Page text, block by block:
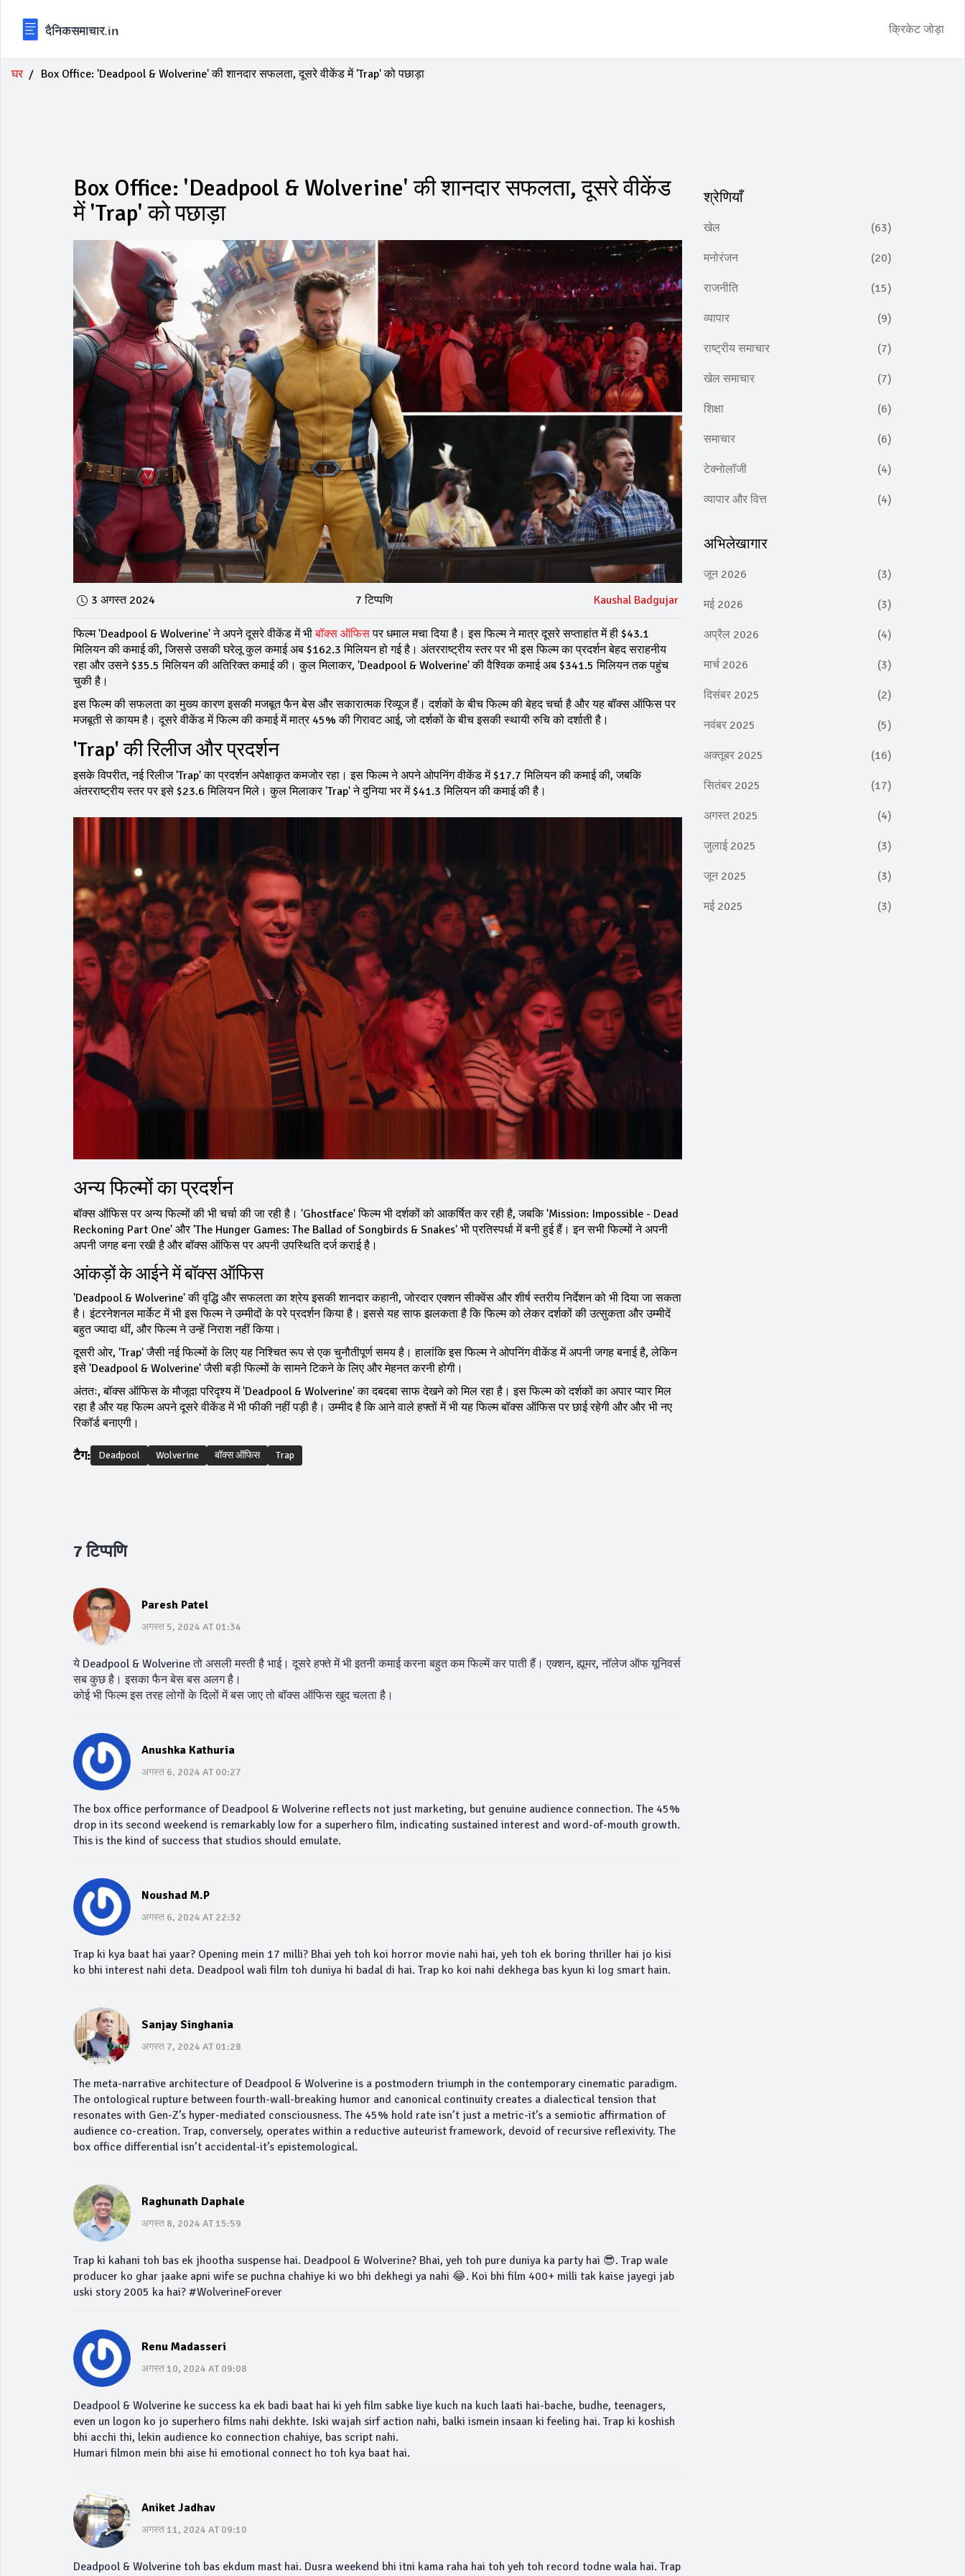
क्रिकेट जोड़ा
घर Box Office: 'Deadpool & Wolverine' की शानदार सफलता, दूसरे वीकेंड में 'Trap' को पछाड़ा
Box Office: 'Deadpool & Wolverine' की शानदार सफलता, दूसरे वीकेंड
में 'Trap' को पछाड़ा
3 अगस्त 2024 7 टिप्पणि Kaushal Badgujar
फिल्म 'Deadpool & Wolverine' ने अपने दूसरे वीकेंड में भीबॉक्स ऑफिसपर धमाल मचा दिया है। इस फिल्म ने मात्र दूसरे सप्ताहांत में ही $43.1
मिलियन की कमाई की, जिससे उसकी घरेलू कुल कमाई अब $162.3 मिलियन हो गई है। अंतरराष्ट्रीय स्तर पर भी इस फिल्म का प्रदर्शन बेहद सराहनीय
रहा और उसने $35.5 मिलियन की अतिरिक्त कमाई की। कुल मिलाकर, 'Deadpool & Wolverine' की वैश्विक कमाई अब $341.5 मिलियन तक पहुंच
चुकी है।
इस फिल्म की सफलता का मुख्य कारण इसकी मजबूत फैन बेस और सकारात्मक रिव्यूज हैं। दर्शकों के बीच फिल्म की बेहद चर्चा है और यह बॉक्स ऑफिस पर
मजबूती से कायम है। दूसरे वीकेंड में फिल्म की कमाई में मात्र 45% की गिरावट आई, जो दर्शकों के बीच इसकी स्थायी रुचि को दर्शाती है।
'Trap' की रिलीज और प्रदर्शन
इसके विपरीत, नई रिलीज 'Trap' का प्रदर्शन अपेक्षाकृत कमजोर रहा। इस फिल्म ने अपने ओपनिंग वीकेंड में $17.7 मिलियन की कमाई की, जबकि
अंतरराष्ट्रीय स्तर पर इसे $23.6 मिलियन मिले। कुल मिलाकर 'Trap' ने दुनिया भर में $41.3 मिलियन की कमाई की है।
अन्य फिल्मों का प्रदर्शन
बॉक्स ऑफिस पर अन्य फिल्मों की भी चर्चा की जा रही है। 'Ghostface' फिल्म भी दर्शकों को आकर्षित कर रही है, जबकि 'Mission: Impossible - Dead
Reckoning Part One' और 'The Hunger Games: The Ballad of Songbirds & Snakes' भी प्रतिस्पर्धा में बनी हुई हैं। इन सभी फिल्मों ने अपनी
अपनी जगह बना रखी है और बॉक्स ऑफिस पर अपनी उपस्थिति दर्ज कराई है।
आंकड़ों के आईने में बॉक्स ऑफिस
'Deadpool & Wolverine' की वृद्धि और सफलता का श्रेय इसकी शानदार कहानी, जोरदार एक्शन सीक्वेंस और शीर्ष स्तरीय निर्देशन को भी दिया जा सकता
है। इंटरनेशनल मार्केट में भी इस फिल्म ने उम्मीदों के परे प्रदर्शन किया है। इससे यह साफ झलकता है कि फिल्म को लेकर दर्शकों की उत्सुकता और उम्मीदें
बहुत ज्यादा थीं, और फिल्म ने उन्हें निराश नहीं किया।
दूसरी ओर, 'Trap' जैसी नई फिल्मों के लिए यह निश्चित रूप से एक चुनौतीपूर्ण समय है। हालांकि इस फिल्म ने ओपनिंग वीकेंड में अपनी जगह बनाई है, लेकिन
इसे 'Deadpool & Wolverine' जैसी बड़ी फिल्मों के सामने टिकने के लिए और मेहनत करनी होगी।
अंततः, बॉक्स ऑफिस के मौजूदा परिदृश्य में 'Deadpool & Wolverine' का दबदबा साफ देखने को मिल रहा है। इस फिल्म को दर्शकों का अपार प्यार मिल
रहा है और यह फिल्म अपने दूसरे वीकेंड में भी फीकी नहीं पड़ी है। उम्मीद है कि आने वाले हफ्तों में भी यह फिल्म बॉक्स ऑफिस पर छाई रहेगी और और भी नए
रिकॉर्ड बनाएगी।
टैग: Deadpool Wolverine बॉक्स ऑफिस Trap
7 टिप्पणि
Paresh Patel
अगस्त 5, 2024 AT 01:34
ये Deadpool & Wolverine तो असली मस्ती है भाई। दूसरे हफ्ते में भी इतनी कमाई करना बहुत कम फिल्में कर पाती हैं। एक्शन, ह्यूमर, नॉलेज ऑफ यूनिवर्स
सब कुछ है। इसका फैन बेस बस अलग है।
कोई भी फिल्म इस तरह लोगों के दिलों में बस जाए तो बॉक्स ऑफिस खुद चलता है।
Anushka Kathuria
अगस्त 6, 2024 AT 00:27
The box office performance of Deadpool & Wolverine reflects not just marketing, but genuine audience connection. The 45%
drop in its second weekend is remarkably low for a superhero film, indicating sustained interest and word-of-mouth growth.
This is the kind of success that studios should emulate.
Noushad M.P
अगस्त 6, 2024 AT 22:32
Trap ki kya baat hai yaar? Opening mein 17 milli? Bhai yeh toh koi horror movie nahi hai, yeh toh ek boring thriller hai jo kisi
ko bhi interest nahi deta. Deadpool wali film toh duniya hi badal di hai. Trap ko koi nahi dekhega bas kyun ki log smart hain.
Sanjay Singhania
अगस्त 7, 2024 AT 01:28
The meta-narrative architecture of Deadpool & Wolverine is a postmodern triumph in the contemporary cinematic paradigm.
The ontological rupture between fourth-wall-breaking humor and canonical continuity creates a dialectical tension that
resonates with Gen-Z’s hyper-mediated consciousness. The 45% hold rate isn’t just a metric-it’s a semiotic affirmation of
audience co-creation. Trap, conversely, operates within a reductive auteurist framework, devoid of recursive reflexivity. The
box office differential isn’t accidental-it’s epistemological.
Raghunath Daphale
अगस्त 8, 2024 AT 15:59
Trap ki kahani toh bas ek jhootha suspense hai. Deadpool & Wolverine? Bhai, yeh toh pure duniya ka party hai 😎. Trap wale
producer ko ghar jaake apni wife se puchna chahiye ki wo bhi dekhegi ya nahi 😂. Koi bhi film 400+ milli tak kaise jayegi jab
uski story 2005 ka hai? #WolverineForever
Renu Madasseri
अगस्त 10, 2024 AT 09:08
Deadpool & Wolverine ke success ka ek badi baat hai ki yeh film sabke liye kuch na kuch laati hai-bache, budhe, teenagers,
even un logon ko jo superhero films nahi dekhte. Iski wajah sirf action nahi, balki ismein insaan ki feeling hai. Trap ki koshish
bhi acchi thi, lekin audience ko connection chahiye, bas script nahi.
Humari filmon mein bhi aise hi emotional connect ho toh kya baat hai.
Aniket Jadhav
अगस्त 11, 2024 AT 09:10
Deadpool & Wolverine toh bas ekdum mast hai. Dusra weekend bhi itni kama raha hai toh yeh toh record todne wala hai. Trap
श्रेणियाँ
खेल (63)
मनोरंजन (20)
राजनीति (15)
व्यापार (9)
राष्ट्रीय समाचार (7)
खेल समाचार (7)
शिक्षा (6)
समाचार (6)
टेक्नोलॉजी (4)
व्यापार और वित्त (4)
अभिलेखागार
जून 2026 (3)
मई 2026 (3)
अप्रैल 2026 (4)
मार्च 2026 (3)
दिसंबर 2025 (2)
नवंबर 2025 (5)
अक्तूबर 2025 (16)
सितंबर 2025 (17)
अगस्त 2025 (4)
जुलाई 2025 (3)
जून 2025 (3)
मई 2025 (3)